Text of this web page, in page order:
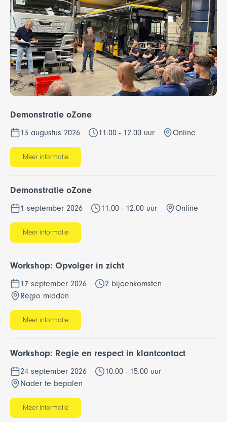
Demonstratie oZone
13 augustus 2026 11.00 - 12.00 uur Online
Meer informatie
Demonstratie oZone
1 september 2026 11.00 - 12.00 uur Online
Meer informatie
Workshop: Opvolger in zicht
17 september 2026
2 bijeenkomsten
Regio midden
Meer informatie
Workshop: Regie en respect in klantcontact
24 september 2026
10.00 - 15.00 uur
Nader te bepalen
Meer informatie